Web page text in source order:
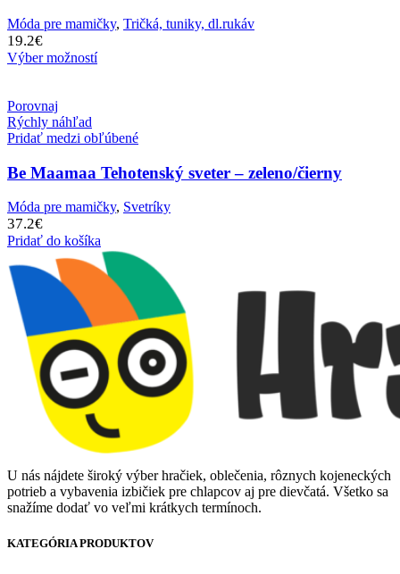
Móda pre mamičky, Tričká, tuniky, dl.rukáv
19.2€
Výber možností
Porovnaj
Rýchly náhľad
Pridať medzi obľúbené
Be Maamaa Tehotenský sveter – zeleno/čierny
Móda pre mamičky, Svetríky
37.2€
Pridať do košíka
U nás nájdete široký výber hračiek, oblečenia, rôznych kojeneckých
potrieb a vybavenia izbičiek pre chlapcov aj pre dievčatá. Všetko sa
snažíme dodať vo veľmi krátkych termínoch.
KATEGÓRIA PRODUKTOV